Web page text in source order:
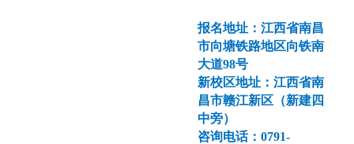
报名地址：江西省南昌
市向塘铁路地区向铁南
大道98号
新校区地址：江西省南
昌市赣江新区（新建四
中旁）
咨询电话：0791-